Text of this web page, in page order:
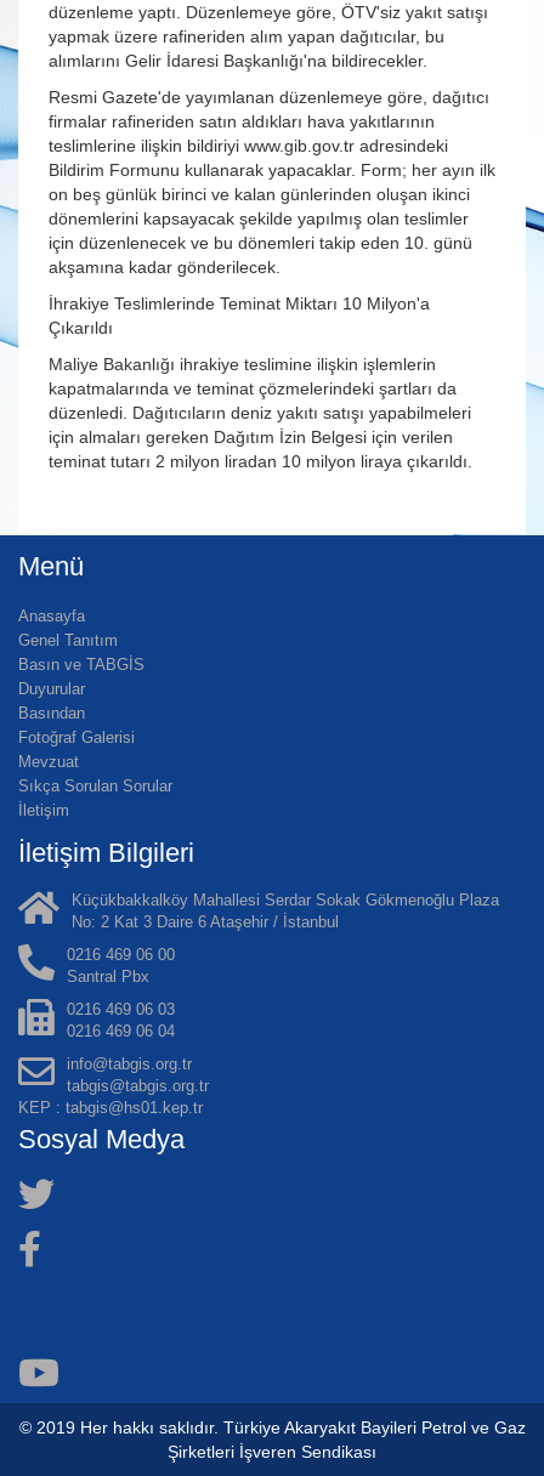
düzenleme yaptı. Düzenlemeye göre, ÖTV'siz yakıt satışı
yapmak üzere rafineriden alım yapan dağıtıcılar, bu
alımlarını Gelir İdaresi Başkanlığı'na bildirecekler.
Resmi Gazete'de yayımlanan düzenlemeye göre, dağıtıcı
firmalar rafineriden satın aldıkları hava yakıtlarının
teslimlerine ilişkin bildiriyi www.gib.gov.tr adresindeki
Bildirim Formunu kullanarak yapacaklar. Form; her ayın ilk
on beş günlük birinci ve kalan günlerinden oluşan ikinci
dönemlerini kapsayacak şekilde yapılmış olan teslimler
için düzenlenecek ve bu dönemleri takip eden 10. günü
akşamına kadar gönderilecek.
İhrakiye Teslimlerinde Teminat Miktarı 10 Milyon'a
Çıkarıldı
Maliye Bakanlığı ihrakiye teslimine ilişkin işlemlerin
kapatmalarında ve teminat çözmelerindeki şartları da
düzenledi. Dağıtıcıların deniz yakıtı satışı yapabilmeleri
için almaları gereken Dağıtım İzin Belgesi için verilen
teminat tutarı 2 milyon liradan 10 milyon liraya çıkarıldı.
Menü
Anasayfa
Genel Tanıtım
Basın ve TABGİS
Duyurular
Basından
Fotoğraf Galerisi
Mevzuat
Sıkça Sorulan Sorular
İletişim
İletişim Bilgileri
Küçükbakkalköy Mahallesi Serdar Sokak Gökmenoğlu Plaza
No: 2 Kat 3 Daire 6 Ataşehir / İstanbul
0216 469 06 00
Santral Pbx
0216 469 06 03
0216 469 06 04
info@tabgis.org.tr
tabgis@tabgis.org.tr
KEP : tabgis@hs01.kep.tr
Sosyal Medya
© 2019 Her hakkı saklıdır. Türkiye Akaryakıt Bayileri Petrol ve Gaz
Şirketleri İşveren Sendikası